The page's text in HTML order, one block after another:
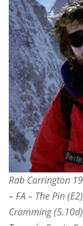
Rab Carrington
– FA – The Pin
Cramming